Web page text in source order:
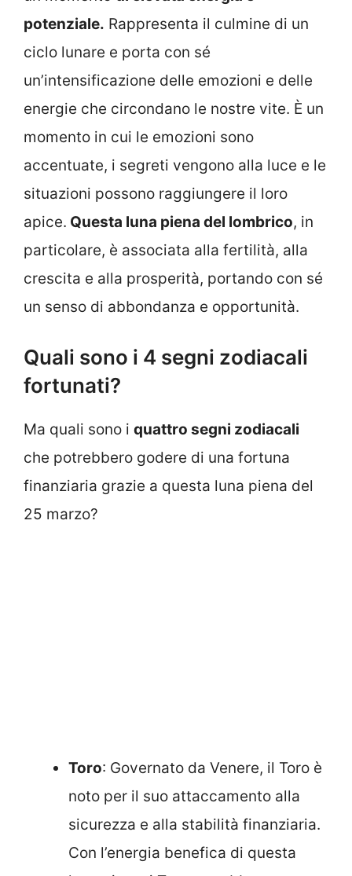
potenziale. Rappresenta il culmine di un
ciclo lunare e porta con sé
un’intensificazione delle emozioni e delle
energie che circondano le nostre vite. È un
momento in cui le emozioni sono
accentuate, i segreti vengono alla luce e le
situazioni possono raggiungere il loro
apice. Questa luna piena del lombrico, in
particolare, è associata alla fertilità, alla
crescita e alla prosperità, portando con sé
un senso di abbondanza e opportunità.
Quali sono i 4 segni zodiacali
fortunati?
Ma quali sono i quattro segni zodiacali
che potrebbero godere di una fortuna
finanziaria grazie a questa luna piena del
25 marzo?
Toro: Governato da Venere, il Toro è
noto per il suo attaccamento alla
sicurezza e alla stabilità finanziaria.
Con l’energia benefica di questa